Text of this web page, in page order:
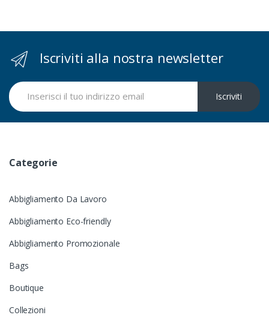
Iscriviti alla nostra newsletter
Iscriviti
Categorie
Abbigliamento Da Lavoro
Abbigliamento Eco-friendly
Abbigliamento Promozionale
Bags
Boutique
Collezioni